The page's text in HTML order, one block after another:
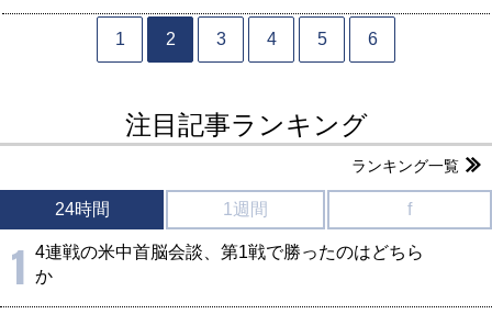
1 2 3 4 5 6
注目記事ランキング
ランキング一覧
24時間 1週間 f
1 4連戦の米中首脳会談、第1戦で勝ったのはどちら
か